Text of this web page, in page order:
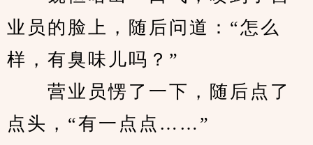
业员的脸上，随后问道：“怎么
样，有臭味儿吗？”
营业员愣了一下，随后点了
点头，“有一点点……”